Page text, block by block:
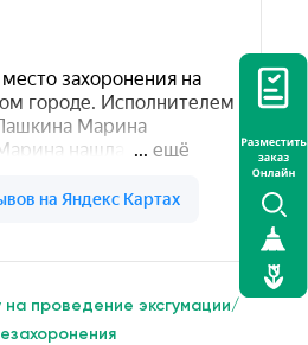
на проведение эксгумации/